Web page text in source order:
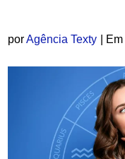
porAgência Texty | Em